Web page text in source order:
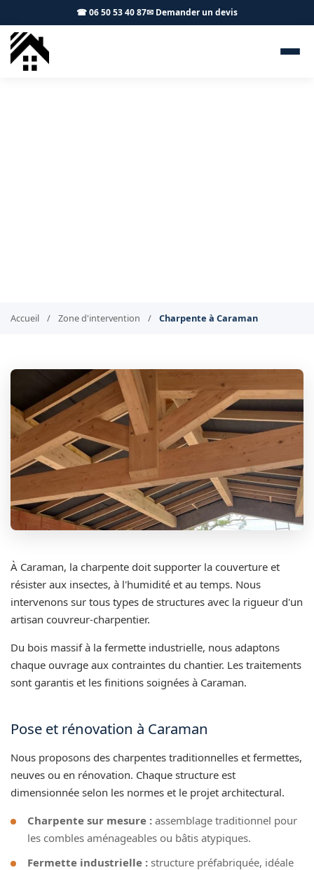
☎ 06 50 53 40 87✉ Demander un devis
Accueil / Zone d'intervention / Charpente à Caraman
À Caraman, la charpente doit supporter la couverture et
résister aux insectes, à l'humidité et au temps. Nous
intervenons sur tous types de structures avec la rigueur d'un
artisan couvreur-charpentier.
Du bois massif à la fermette industrielle, nous adaptons
chaque ouvrage aux contraintes du chantier. Les traitements
sont garantis et les finitions soignées à Caraman.
Pose et rénovation à Caraman
Nous proposons des charpentes traditionnelles et fermettes,
neuves ou en rénovation. Chaque structure est
dimensionnée selon les normes et le projet architectural.
Charpente sur mesure : assemblage traditionnel pour
les combles aménageables ou bâtis atypiques.
Fermette industrielle : structure préfabriquée, idéale